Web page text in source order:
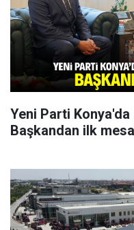
Yeni Parti
Başkandan ilk